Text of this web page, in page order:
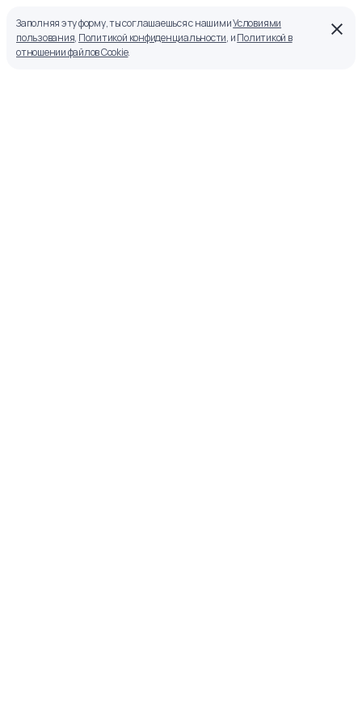
Заполняя эту форму, ты соглашаешься с нашимиУсловиями
пользования, Политикой конфиденциальности, иПолитикой в
отношении файлов Cookie.